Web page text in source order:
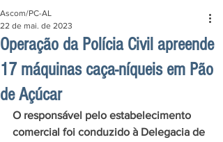
Operação da Polícia Civil apreende
17 máquinas caça-níqueis em Pão
de Açúcar
Ascom/PC-AL
22 de mai. de 2023
O responsável pelo estabelecimento
comercial foi conduzido à Delegacia de